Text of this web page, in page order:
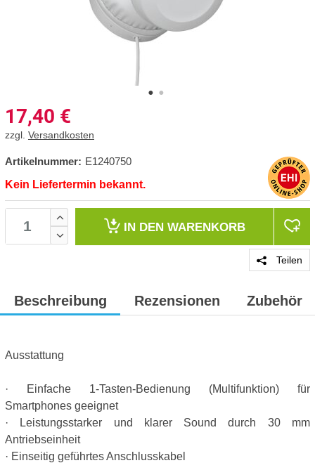
17,40 €
zzgl. Versandkosten
Artikelnummer: E1240750
Kein Liefertermin bekannt.
IN DEN WARENKORB
Teilen
Beschreibung Rezensionen Zubehör
Ausstattung
· Einfache 1-Tasten-Bedienung (Multifunktion) für
Smartphones geeignet
· Leistungsstarker und klarer Sound durch 30 mm
Antriebseinheit
· Einseitig geführtes Anschlusskabel